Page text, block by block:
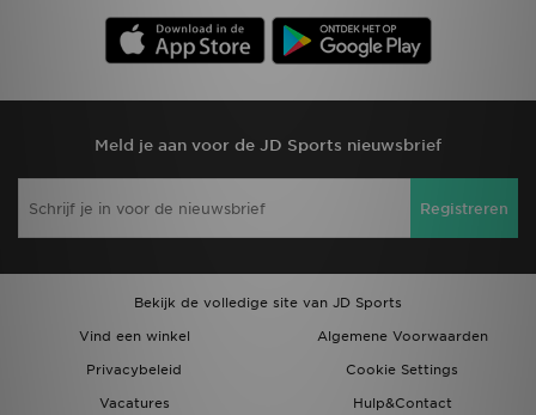
Meld je aan voor de JD Sports nieuwsbrief
Registreren
Bekijk de volledige site van JD Sports
Vind een winkel
Algemene Voorwaarden
Privacybeleid
Cookie Settings
Vacatures
Hulp&Contact